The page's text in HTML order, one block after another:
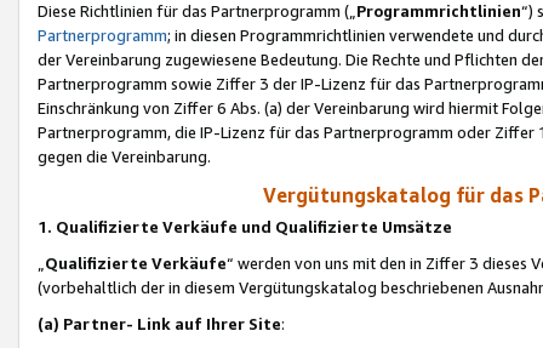
Diese Richtlinien für das Partnerprogramm („Programmrichtlinien“)
Partnerprogramm; in diesen Programmrichtlinien verwendete und
der Vereinbarung zugewiesene Bedeutung. Die Rechte und Pflichten
Partnerprogramm sowie Ziffer 3 der IP-Lizenz für das
Einschränkung von Ziffer 6 Abs. (a) der Vereinbarung wird hiermit
Partnerprogramm, die IP-Lizenz für das Partnerprogramm oder
gegen die Vereinbarung.
Vergütungskatalog für das
1. Qualifizierte Verkäufe und Qualifizierte Umsätze
Qualifizierte Verkäufe“ werden von uns mit den in Ziffer 3
(vorbehaltlich der in diesem Vergütungskatalog beschriebenen
(a) Partner- Link auf Ihrer Site: